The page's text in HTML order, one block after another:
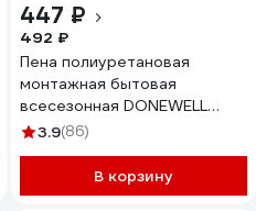
447 ₽
492 ₽
Пена полиуретановая
монтажная бытовая
всесезонная DONEWELL
ENERGY FLEX 40 DPH10U40
3.9(86)
В корзину